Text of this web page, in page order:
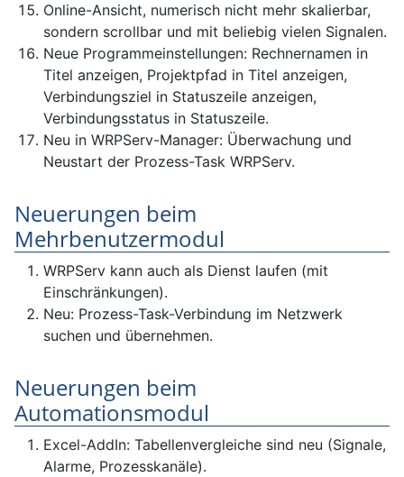
Online-Ansicht, numerisch nicht mehr skalierbar,
sondern scrollbar und mit beliebig vielen Signalen.
Neue Programmeinstellungen: Rechnernamen in
Titel anzeigen, Projektpfad in Titel anzeigen,
Verbindungsziel in Statuszeile anzeigen,
Verbindungsstatus in Statuszeile.
Neu in WRPServ-Manager: Überwachung und
Neustart der Prozess-Task WRPServ.
Neuerungen beim
Mehrbenutzermodul
WRPServ kann auch als Dienst laufen (mit
Einschränkungen).
Neu: Prozess-Task-Verbindung im Netzwerk
suchen und übernehmen.
Neuerungen beim
Automationsmodul
Excel-AddIn: Tabellenvergleiche sind neu (Signale,
Alarme, Prozesskanäle).